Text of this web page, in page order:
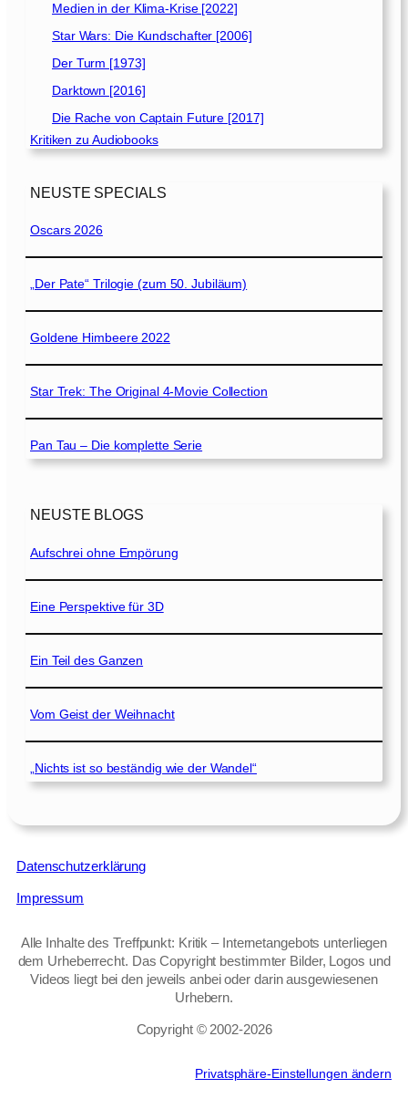
Medien in der Klima-Krise [2022]
Star Wars: Die Kundschafter [2006]
Der Turm [1973]
Darktown [2016]
Die Rache von Captain Future [2017]
Kritiken zu Audiobooks
NEUSTE SPECIALS
Oscars 2026
„Der Pate“ Trilogie (zum 50. Jubiläum)
Goldene Himbeere 2022
Star Trek: The Original 4-Movie Collection
Pan Tau – Die komplette Serie
NEUSTE BLOGS
Aufschrei ohne Empörung
Eine Perspektive für 3D
Ein Teil des Ganzen
Vom Geist der Weihnacht
„Nichts ist so beständig wie der Wandel“
Datenschutzerklärung
Impressum
Alle Inhalte des Treffpunkt: Kritik – Internetangebots unterliegen
dem Urheberrecht. Das Copyright bestimmter Bilder, Logos und
Videos liegt bei den jeweils anbei oder darin ausgewiesenen
Urhebern.
Copyright © 2002‑2026
Privatsphäre-Einstellungen ändern